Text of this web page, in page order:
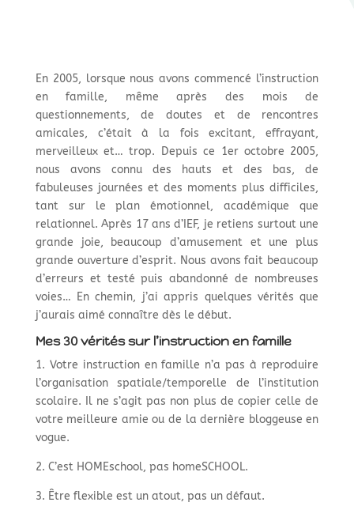
En 2005, lorsque nous avons commencé l’instruction
en famille, même après des mois de
questionnements, de doutes et de rencontres
amicales, c’était à la fois excitant, effrayant,
merveilleux et… trop. Depuis ce 1er octobre 2005,
nous avons connu des hauts et des bas, de
fabuleuses journées et des moments plus difficiles,
tant sur le plan émotionnel, académique que
relationnel. Après 17 ans d’IEF, je retiens surtout une
grande joie, beaucoup d’amusement et une plus
grande ouverture d’esprit. Nous avons fait beaucoup
d’erreurs et testé puis abandonné de nombreuses
voies… En chemin, j’ai appris quelques vérités que
j’aurais aimé connaître dès le début.
Mes 30 vérités sur l’instruction en famille
1. Votre instruction en famille n’a pas à reproduire
l’organisation spatiale/temporelle de l’institution
scolaire. Il ne s’agit pas non plus de copier celle de
votre meilleure amie ou de la dernière bloggeuse en
vogue.
2. C’est HOMEschool, pas homeSCHOOL.
3. Être flexible est un atout, pas un défaut.